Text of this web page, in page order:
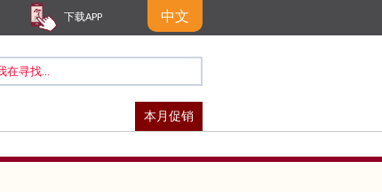
下载APP 中文
本月促销